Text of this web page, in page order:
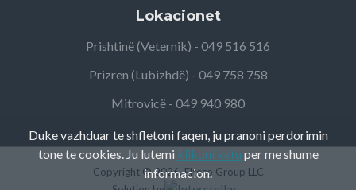
Lokacionet
Prishtinë (Veternik) - 049 516 516
Prizren (Lubizhdë) - 049 758 758
Mitrovicë - 049 940 980
Copyright ©2026, Elteco Group LLC
Duke vazhduar te shfletoni faqen, ju pranoni perdorimin
tone te cookies. Ju lutemi klikoni ketu per me shume
informacion.